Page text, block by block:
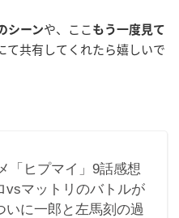
シーンや、ここ もう一度見て
て共有してくれたら嬉しいで